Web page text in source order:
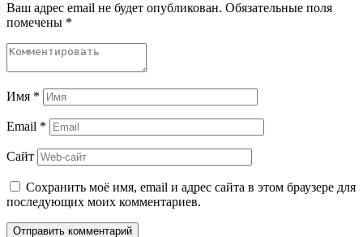
Ваш адрес email не будет опубликован. Обязательные поля
помечены *
Имя *
Email *
Сайт
Сохранить моё имя, email и адрес сайта в этом браузере для
последующих моих комментариев.